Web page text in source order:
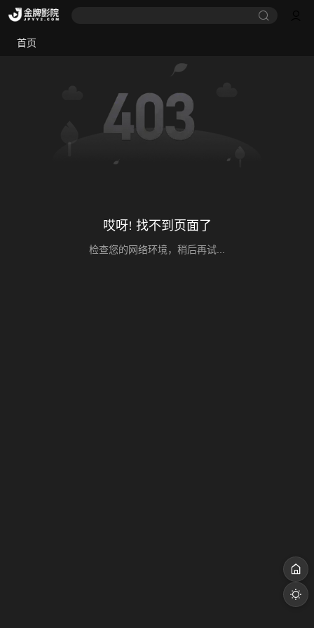
首页
哎呀! 找不到页面了
检查您的网络环境，稍后再试...